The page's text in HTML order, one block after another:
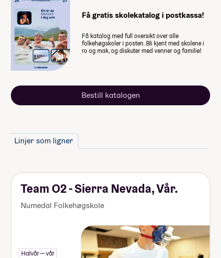
Yoga & Friluftsliv - VÅR 27
Få gratis skolekatalog i postkassa!
Få katalog med full oversikt over alle
folkehøgskoler i posten. Bli kjent med skolene i
ro og mak, og diskuter med venner og familie!
Bestill katalogen
Linjer som ligner
Team O2 - Sierra Nevada, Vår.
Numedal Folkehøgskole
Halvår — vår